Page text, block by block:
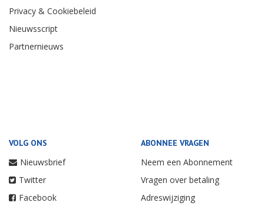
Privacy & Cookiebeleid
Nieuwsscript
Partnernieuws
VOLG ONS
Nieuwsbrief
Twitter
Facebook
ABONNEE VRAGEN
Neem een Abonnement
Vragen over betaling
Adreswijziging